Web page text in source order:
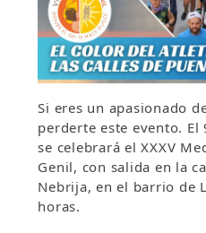
Si eres un apasionado
perderte este evento.
se celebrará el XXXV
Genil, con salida en la
Nebrija, en el barrio de
horas.